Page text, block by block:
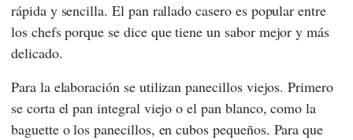
rápida y sencilla. El pan rallado casero es popular entre
los chefs porque se dice que tiene un sabor mejor y más
delicado.
Para la elaboración se utilizan panecillos viejos. Primero
se corta el pan integral viejo o el pan blanco, como la
baguette o los panecillos, en cubos pequeños. Para que